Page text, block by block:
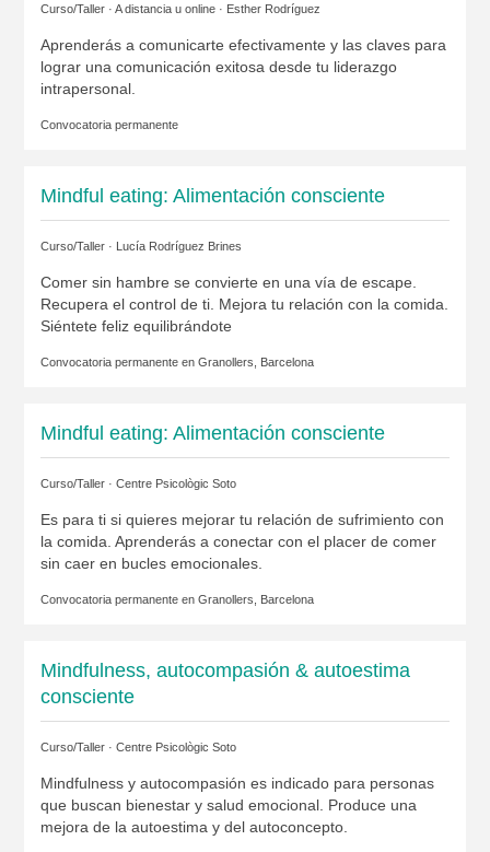
Curso/Taller · A distancia u online · Esther Rodríguez
Aprenderás a comunicarte efectivamente y las claves para
lograr una comunicación exitosa desde tu liderazgo
intrapersonal.
Convocatoria permanente
Mindful eating: Alimentación consciente
Curso/Taller · Lucía Rodríguez Brines
Comer sin hambre se convierte en una vía de escape.
Recupera el control de ti. Mejora tu relación con la comida.
Siéntete feliz equilibrándote
Convocatoria permanente en Granollers, Barcelona
Mindful eating: Alimentación consciente
Curso/Taller · Centre Psicològic Soto
Es para ti si quieres mejorar tu relación de sufrimiento con
la comida. Aprenderás a conectar con el placer de comer
sin caer en bucles emocionales.
Convocatoria permanente en Granollers, Barcelona
Mindfulness, autocompasión & autoestima
consciente
Curso/Taller · Centre Psicològic Soto
Mindfulness y autocompasión es indicado para personas
que buscan bienestar y salud emocional. Produce una
mejora de la autoestima y del autoconcepto.